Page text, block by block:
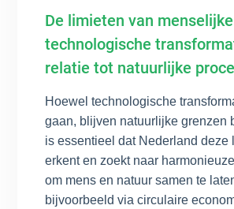
De limieten van
technologische
relatie tot natuurlijke
Hoewel technologische
gaan, blijven natuurlijke grenzen
is essentieel dat Nederland deze
erkent en zoekt naar
om mens en natuur samen te
bijvoorbeeld via circulaire